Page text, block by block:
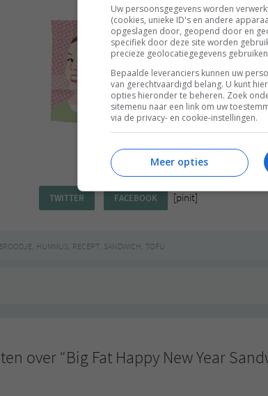
Deel deze post op:
TWITTER FACEBOOK [pinit]
, HUMMUS, RECEPT, SANDWICH, TOFU
over “Big Fat Happy New Year
Uw persoonsgegevens worden
(cookies, unieke ID's en andere
opgeslagen door, geopend door en
specifiek door deze site worden
precieze geolocatiegegevens
Bepaalde leveranciers kunnen uw
van gerechtvaardigd belang. U kunt
opties hieronder te beheren. Zoek
sitemenu naar een link om uw
via de privacy- en cookie-instellingen.
Meer opties